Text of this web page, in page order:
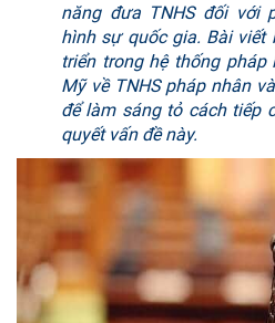
năng đưa TNHS đối với
hình sự quốc gia. Bài viết
triển trong hệ thống
Mỹ về TNHS pháp nhân
để làm sáng tỏ cách tiếp
quyết vấn đề này.